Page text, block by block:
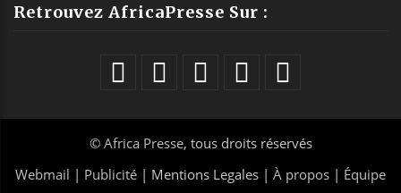
Retrouvez AfricaPresse Sur :
© Africa Presse, tous droits réservés
Webmail | Publicité | Mentions Legales | À propos | Équipe